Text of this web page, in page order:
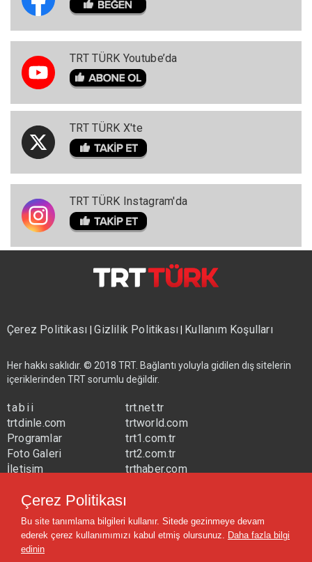
TRT TÜRK Youtube’da
TRT TÜRK X'te
TRT TÜRK Instagram'da
Çerez Politikası|Gizlilik Politikası| Kullanım Koşulları
Her hakkı saklıdır. © 2018 TRT. Bağlantı yoluyla gidilen dış sitelerin
içeriklerinden TRT sorumlu değildir.
tabii
trtdinle.com
Programlar
Foto Galeri
İletişim
trt.net.tr
trtworld.com
trt1.com.tr
trt2.com.tr
trthaber.com
trtavaz.com.tr
trtmuzik.net.tr
trtcocuk.net.tr
Çerez Politikası
Bu site tanımlama bilgileri kullanır. Sitede gezinmeye devam
ederek çerez kullanımımızı kabul etmiş olursunuz. Daha fazla bilgi
edinin